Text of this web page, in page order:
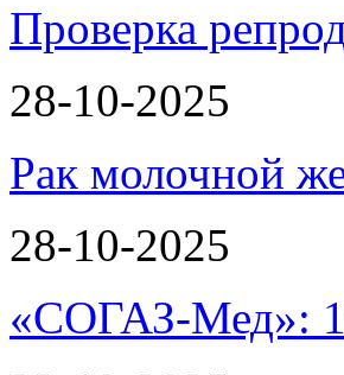
Проверка
28-10-2025
Рак молочной
28-10-2025
«СОГАЗ-Мед»: